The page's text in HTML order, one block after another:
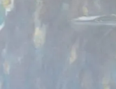
DES
1 : LES PEINTURES
2 : LES GOUACHES
DE COULEUR ET